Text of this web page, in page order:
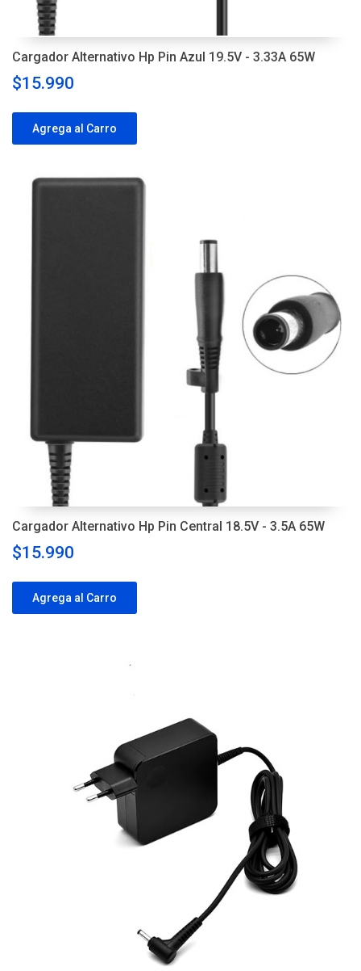
Cargador Alternativo Hp Pin Azul 19.5V - 3.33A 65W
$15.990
Agrega al Carro
Cargador Alternativo Hp Pin Central 18.5V - 3.5A 65W
$15.990
Agrega al Carro